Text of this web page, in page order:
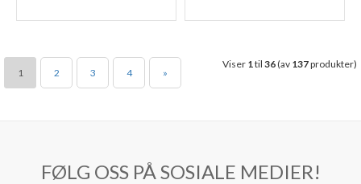
1 2 3 4 »
Viser 1til 36(av 137produkter)
FØLG OSS PÅ SOSIALE MEDIER!